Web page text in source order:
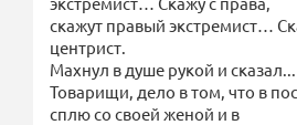
скажут правый экстремист…
центрист.
Махнул в душе рукой и сказал...
Товарищи, дело в том, что в
сплю со своей женой и в